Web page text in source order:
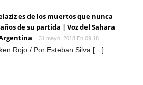
es de los muertos que nunca
de su partida | Voz del Sahara
31 mayo, 2018 En 09:18
Rojo / Por Esteban Silva […]